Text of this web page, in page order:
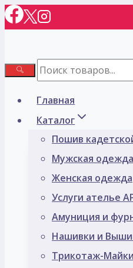
Перейти
к
Главная
Каталог
Пошив
Мужская одежда
Женская одежда
Услуги ателье
Амуниция и
Нашивки и
Трикотаж-